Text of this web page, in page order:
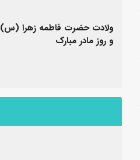
ولادت حضرت فاطمه زهرا (س)
و روز مادر مبارک